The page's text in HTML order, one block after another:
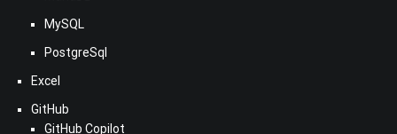
MySQL
PostgreSql
Excel
GitHub
GitHub Copilot